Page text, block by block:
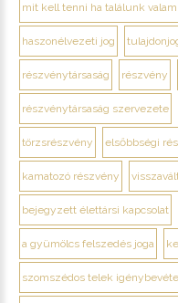
mit kell tenni ha találunk
haszonélvezeti jog
részvénytársaság részvény
részvénytársaság szervezete
törzsrészvény elsőbbségi
kamatozó részvény
bejegyzett élettársi kapcsolat
a gyümölcs felszedés joga
szomszédos telek